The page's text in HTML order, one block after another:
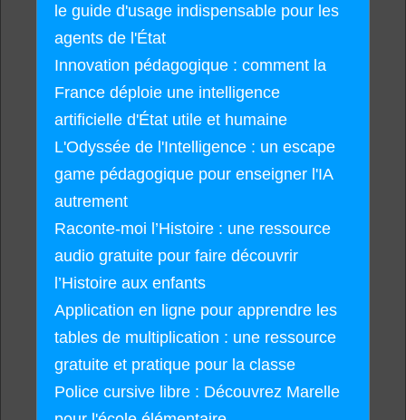
le guide d'usage indispensable pour les
agents de l'État
Innovation pédagogique : comment la
France déploie une intelligence
artificielle d'État utile et humaine
L'Odyssée de l'Intelligence : un escape
game pédagogique pour enseigner l'IA
autrement
Raconte-moi l’Histoire : une ressource
audio gratuite pour faire découvrir
l’Histoire aux enfants
Application en ligne pour apprendre les
tables de multiplication : une ressource
gratuite et pratique pour la classe
Police cursive libre : Découvrez Marelle